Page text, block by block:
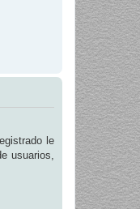
le
usuarios,